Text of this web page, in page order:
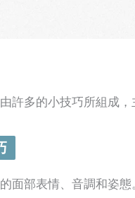
許多的小技巧所組成，
面部表情、音調和姿